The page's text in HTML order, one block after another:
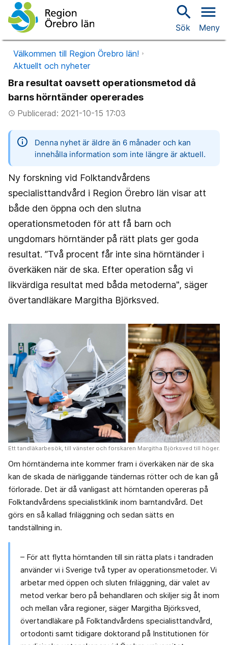
search
Sök
menu
Meny
Välkommen till Region Örebro län!
Aktuellt och nyheter
Bra resultat oavsett operationsmetod då
barns hörntänder opererades
access_timePublicerad: 2021-10-15 17:03
information
Denna nyhet är äldre än 6 månader och kan
innehålla information som inte längre är aktuell.
Ny forskning vid Folktandvårdens
specialisttandvård i Region Örebro län visar att
både den öppna och den slutna
operationsmetoden för att få barn och
ungdomars hörntänder på rätt plats ger goda
resultat. ”Två procent får inte sina hörntänder i
överkäken när de ska. Efter operation såg vi
likvärdiga resultat med båda metoderna", säger
övertandläkare Margitha Björksved.
Ett tandläkarbesök, till vänster och forskaren Margitha Björksved till höger.
Om hörntänderna inte kommer fram i överkäken när de ska
kan de skada de närliggande tändernas rötter och de kan gå
förlorade. Det är då vanligast att hörntanden opereras på
Folktandvårdens specialistklinik inom barntandvård. Det
görs en så kallad friläggning och sedan sätts en
tandställning in.
– För att flytta hörntanden till sin rätta plats i tandraden
använder vi i Sverige två typer av operationsmetoder. Vi
arbetar med öppen och sluten friläggning, där valet av
metod verkar bero på behandlaren och skiljer sig åt inom
och mellan våra regioner, säger Margitha Björksved,
övertandläkare på Folktandvårdens specialisttandvård,
ortodonti samt tidigare doktorand på Institutionen för